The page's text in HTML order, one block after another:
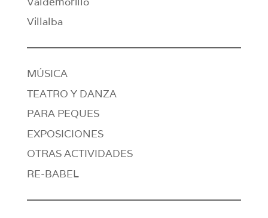
Villalba
MÚSICA
TEATRO Y DANZA
PARA PEQUES
EXPOSICIONES
OTRAS ACTIVIDADES
RE-BABEL